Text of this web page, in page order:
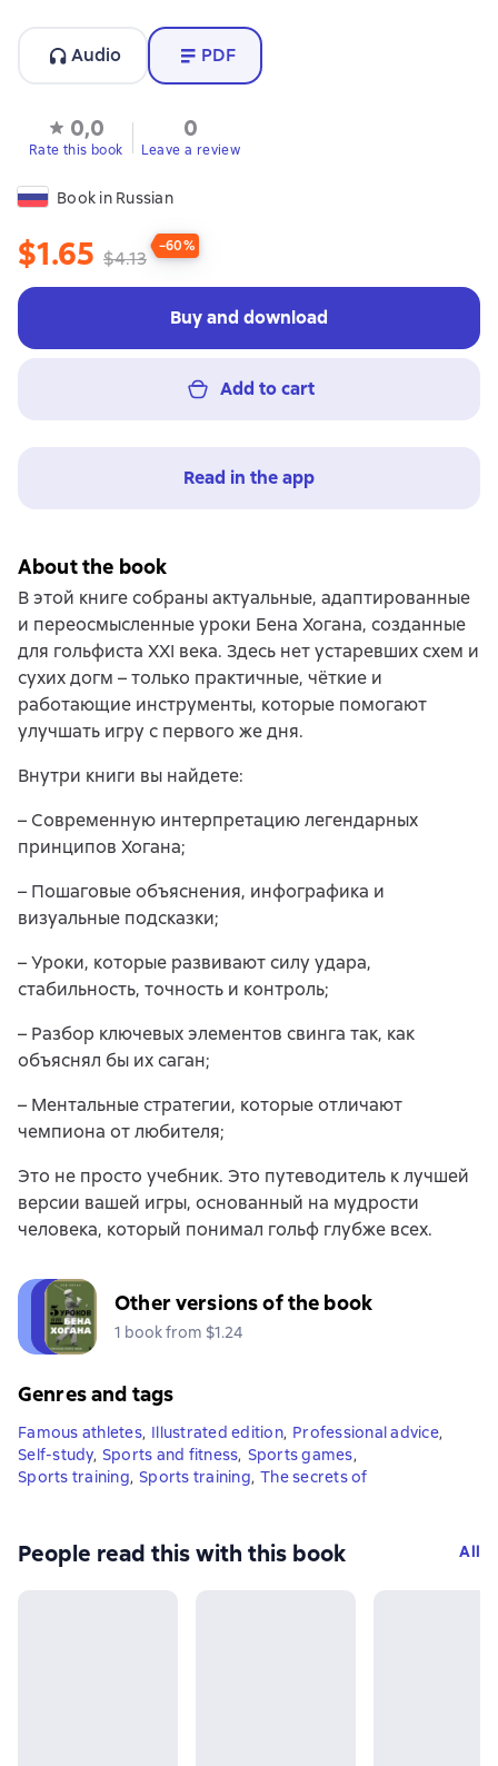
Audio PDF
0,0
Rate this book
0
Leave a review
Book in Russian
$1.65 $4.13
−60%
Buy and download
Add to cart
Read in the app
About the book
В этой книге собраны актуальные, адаптированные
и переосмысленные уроки Бена Хогана, созданные
для гольфиста XXI века. Здесь нет устаревших схем и
сухих догм – только практичные, чёткие и
работающие инструменты, которые помогают
улучшать игру с первого же дня.
Внутри книги вы найдете:
– Современную интерпретацию легендарных
принципов Хогана;
– Пошаговые объяснения, инфографика и
визуальные подсказки;
– Уроки, которые развивают силу удара,
стабильность, точность и контроль;
– Разбор ключевых элементов свинга так, как
объяснял бы их саган;
– Ментальные стратегии, которые отличают
чемпиона от любителя;
Это не просто учебник. Это путеводитель к лучшей
версии вашей игры, основанный на мудрости
человека, который понимал гольф глубже всех.
Other versions of the book
1 book from $1.24
Genres and tags
Famous athletes, Illustrated edition, Professional advice,
Self-study, Sports and fitness, Sports games,
Sports training, Sports training, The secrets of
People read this with this book All